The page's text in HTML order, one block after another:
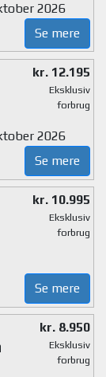
2026
Se mere
kr. 12.195
Eksklusiv
forbrug
2026
Se mere
kr. 10.995
Eksklusiv
forbrug
Se mere
kr. 8.950
Eksklusiv
forbrug